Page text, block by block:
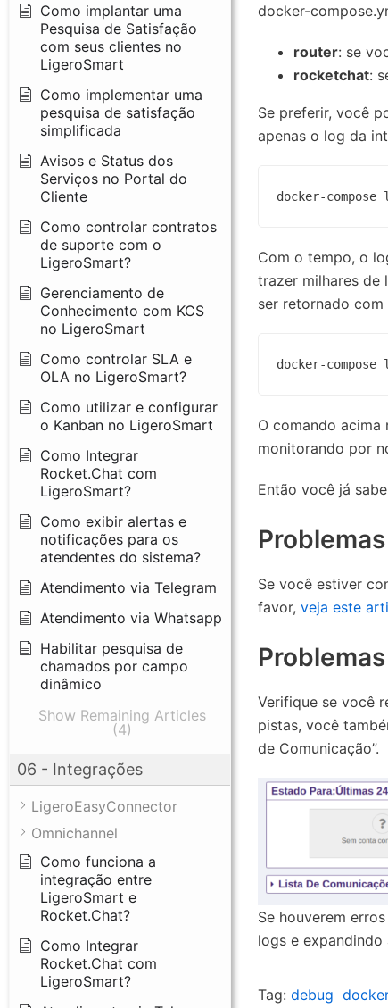
Como implantar uma
Pesquisa de Satisfação
com seus clientes no
LigeroSmart
Como implementar uma
pesquisa de satisfação
simplificada
Avisos e Status dos
Serviços no Portal do
Cliente
Como controlar contratos
de suporte com o
LigeroSmart?
Gerenciamento de
Conhecimento com KCS
no LigeroSmart
Como controlar SLA e
OLA no LigeroSmart?
Como utilizar e configurar
o Kanban no LigeroSmart
Como Integrar
Rocket.Chat com
LigeroSmart?
Como exibir alertas e
notificações para os
atendentes do sistema?
Atendimento via Telegram
Atendimento via Whatsapp
Habilitar pesquisa de
chamados por campo
dinâmico
Show Remaining Articles
(4)
06 - Integrações
LigeroEasyConnector
Omnichannel
Como funciona a
integração entre
LigeroSmart e
Rocket.Chat?
Como Integrar
Rocket.Chat com
LigeroSmart?
docker-
router: se
rocketchat:
Se preferir, você
apenas o log da
docker-
Com o tempo, o
trazer milhares de
ser retornado
docker-
O comando
monitorando por
Então você já
Se você estiver
favor, veja este
Verifique se você
pistas, você
de Comunicação”.
Se houverem
logs e expandindo
Tag: debug